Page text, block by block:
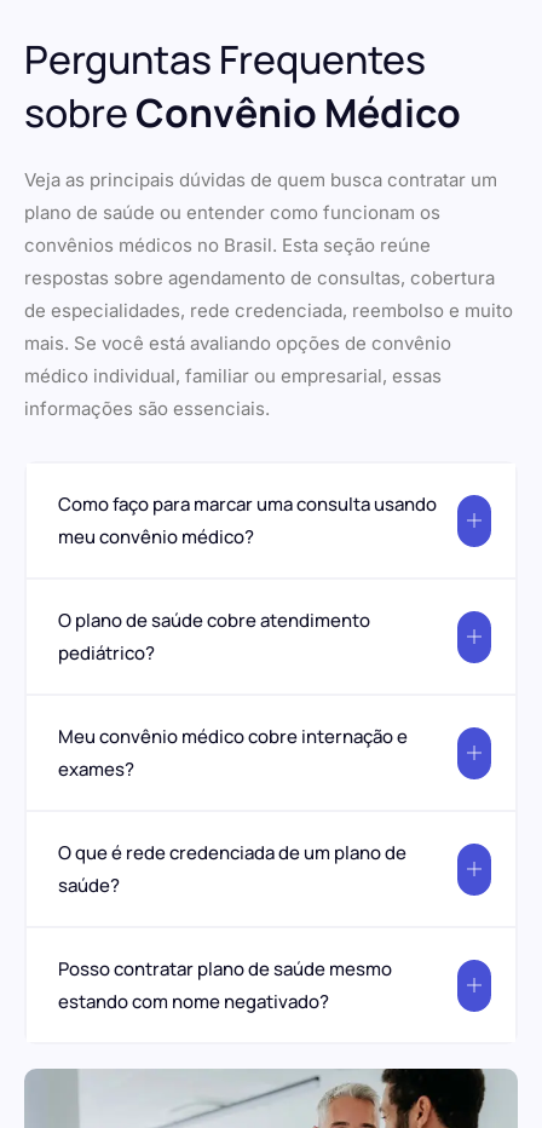
Perguntas Frequentes
sobreConvênio Médico
Veja as principais dúvidas de quem busca contratar um
plano de saúde ou entender como funcionam os
convênios médicos no Brasil. Esta seção reúne
respostas sobre agendamento de consultas, cobertura
de especialidades, rede credenciada, reembolso e muito
mais. Se você está avaliando opções de convênio
médico individual, familiar ou empresarial, essas
informações são essenciais.
Como faço para marcar uma consulta usando
meu convênio médico?
O plano de saúde cobre atendimento
pediátrico?
Meu convênio médico cobre internação e
exames?
O que é rede credenciada de um plano de
saúde?
Posso contratar plano de saúde mesmo
estando com nome negativado?